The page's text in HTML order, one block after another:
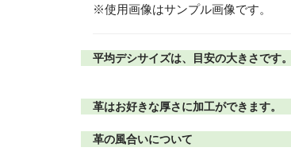
※使用画像はサンプル画像です。
平均デシサイズは、目安の大きさです。
革はお好きな厚さに加工ができます。
革の風合いについて